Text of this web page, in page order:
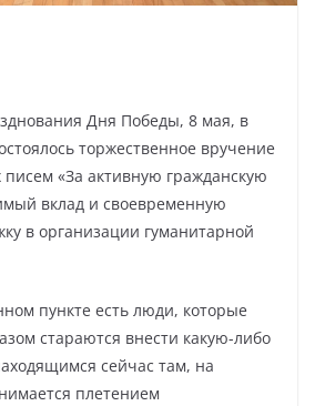
Дня Победы, 8 мая, в
торжественное вручение
писем «За активную гражданскую
вклад и своевременную
в организации гуманитарной
пункте есть люди, которые
стараются внести какую-либо
сейчас там, на
плетением